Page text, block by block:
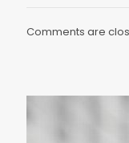
Comments are